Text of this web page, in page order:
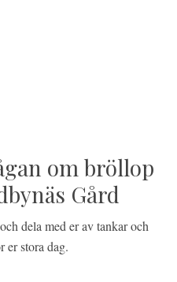
om bröllop
Gård
dela med er av tankar och
er stora dag.